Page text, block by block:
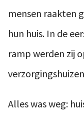
mensen raakten
hun huis. In de
ramp werden zij
Alles was weg: